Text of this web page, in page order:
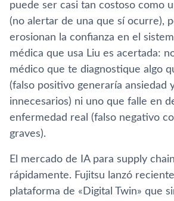
puede ser casi tan costoso como
(no alertar de una que sí ocurre),
erosionan la confianza en el
médica que usa Liu es acertada:
médico que te diagnostique algo
(falso positivo generaría ansiedad
innecesarios) ni uno que falle en
enfermedad real (falso negativo
graves).
El mercado de IA para supply
rápidamente. Fujitsu lanzó
plataforma de «Digital Twin» que